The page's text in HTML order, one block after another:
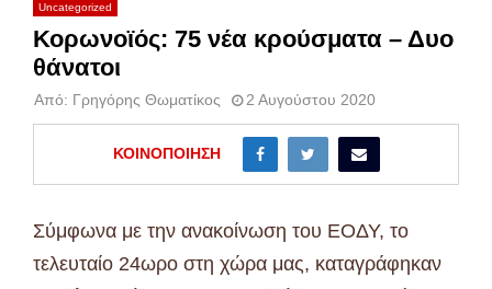
Uncategorized
Κορωνοϊός: 75 νέα κρούσματα – Δυο
θάνατοι
Από: Γρηγόρης Θωματίκος 2 Αυγούστου 2020
ΚΟΙΝΟΠΟΊΗΣΗ
Σύμφωνα με την ανακοίνωση του ΕΟΔΥ, το
τελευταίο 24ωρο στη χώρα μας, καταγράφηκαν